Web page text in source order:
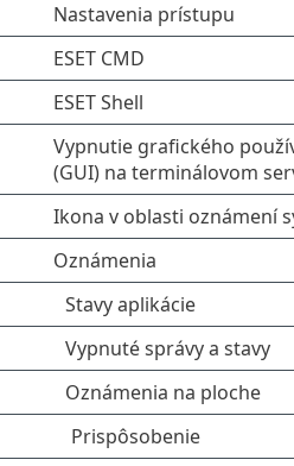
Nastavenia prístupu
ESET CMD
ESET Shell
Vypnutie grafického
(GUI) na terminálovom
Ikona v oblasti oznámení
Oznámenia
Stavy aplikácie
Vypnuté správy a stavy
Oznámenia na ploche
Prispôsobenie